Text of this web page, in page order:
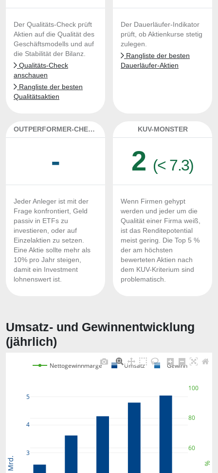
Der Qualitäts-Check prüft
Aktien auf die Qualität des
Geschäftsmodells und auf
die Stabilität der Bilanz.
Qualitäts-Check
anschauen
Rangliste der besten
Qualitätsaktien
Der Dauerläufer-Indikator
prüft, ob Aktienkurse stetig
zulegen.
Rangliste der besten
Dauerläufer-Aktien
OUTPERFORMER-CHECK
-
Jeder Anleger ist mit der
Frage konfrontiert, Geld
passiv in ETFs zu
investieren, oder auf
Einzelaktien zu setzen.
Eine Aktie sollte mehr als
10% pro Jahr steigen,
damit ein Investment
lohnenswert ist.
KUV-MONSTER
2 (< 7.3)
Wenn Firmen gehypt
werden und jeder um die
Qualität einer Firma weiß,
ist das Renditepotential
meist gering. Die Top 5 %
der am höchsten
bewerteten Aktien nach
dem KUV-Kriterium sind
problematisch.
Umsatz- und Gewinnentwicklung
(jährlich)
3
4
5
60
80
100
Nettogewinnmarge Umsatz Gewinn
Mrd. %